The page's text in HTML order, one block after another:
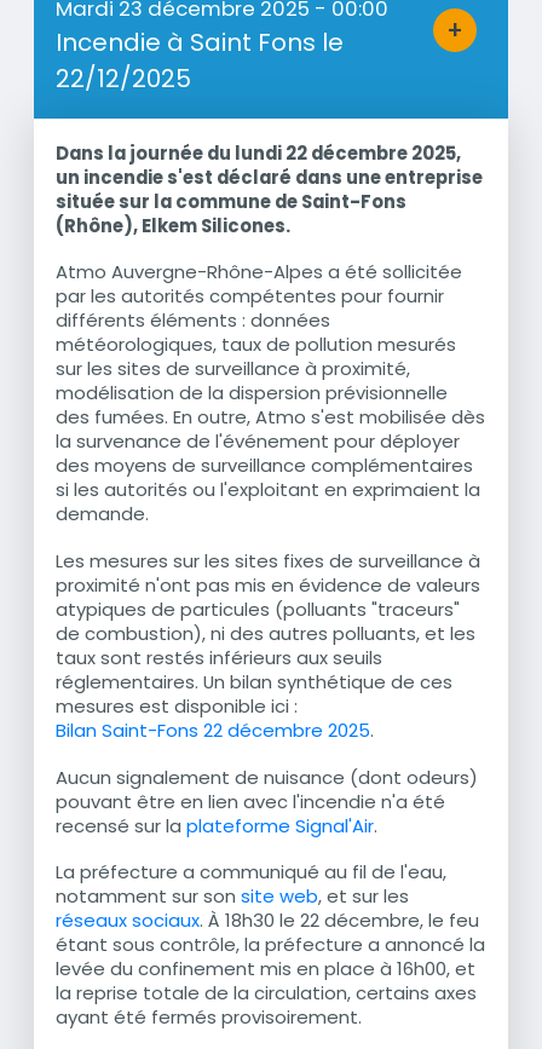
Mardi 23 décembre 2025 - 00:00
Incendie à Saint Fons le
22/12/2025
+
Bouton
Résumé
Dans la journée du lundi 22 décembre 2025,
un incendie s'est déclaré dans une entreprise
située sur la commune de Saint-Fons
(Rhône), Elkem Silicones.
Atmo Auvergne-Rhône-Alpes a été sollicitée
par les autorités compétentes pour fournir
différents éléments : données
météorologiques, taux de pollution mesurés
sur les sites de surveillance à proximité,
modélisation de la dispersion prévisionnelle
des fumées. En outre, Atmo s'est mobilisée dès
la survenance de l'événement pour déployer
des moyens de surveillance complémentaires
si les autorités ou l'exploitant en exprimaient la
demande.
Les mesures sur les sites fixes de surveillance à
proximité n'ont pas mis en évidence de valeurs
atypiques de particules (polluants "traceurs"
de combustion), ni des autres polluants, et les
taux sont restés inférieurs aux seuils
réglementaires. Un bilan synthétique de ces
mesures est disponible ici :
Bilan Saint-Fons 22 décembre 2025.
Aucun signalement de nuisance (dont odeurs)
pouvant être en lien avec l'incendie n'a été
recensé sur laplateforme Signal'Air.
La préfecture a communiqué au fil de l'eau,
notamment sur sonsite web, et sur les
réseaux sociaux. À 18h30 le 22 décembre, le feu
étant sous contrôle, la préfecture a annoncé la
levée du confinement mis en place à 16h00, et
la reprise totale de la circulation, certains axes
ayant été fermés provisoirement.